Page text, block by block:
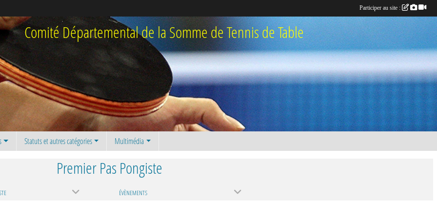
Comité Départemental de la Somme de Tennis de Table
Statuts et autres catégories Multimédia
Premier Pas Pongiste
ÉVÈNEMENTS
Participer au site :